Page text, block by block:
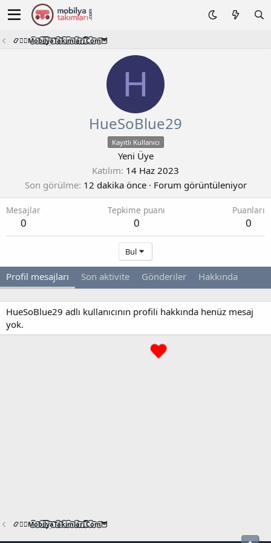
📿🧙‍♂️M͜͡o͜͡b͜͡i͜͡l͜͡y͜͡a͜͡T͜͡a͜͡k͜͡i͜͡m͜͡l͜͡a͜͡r͜͡i͜͡.͜͡C͜͡o͜͡m͜͡🦉
H
HueSoBlue29
Kayıtlı Kullanıcı
Yeni Üye
Katılım 14 Haz 2023
Son görülme 12 dakika önce · Forum görüntüleniyor
Mesajlar
0
Tepkime puanı
0
Puanları
0
Bul
Profil mesajları Son aktivite Gönderiler Hakkında
HueSoBlue29 adlı kullanıcının profili hakkında henüz mesaj
yok.
📿🧙‍♂️M͜͡o͜͡b͜͡i͜͡l͜͡y͜͡a͜͡T͜͡a͜͡k͜͡i͜͡m͜͡l͜͡a͜͡r͜͡i͜͡.͜͡C͜͡o͜͡m͜͡🦉